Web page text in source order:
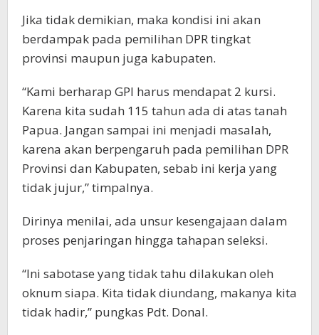
Jika tidak demikian, maka kondisi ini akan
berdampak pada pemilihan DPR tingkat
provinsi maupun juga kabupaten.
“Kami berharap GPI harus mendapat 2 kursi.
Karena kita sudah 115 tahun ada di atas tanah
Papua. Jangan sampai ini menjadi masalah,
karena akan berpengaruh pada pemilihan DPR
Provinsi dan Kabupaten, sebab ini kerja yang
tidak jujur,” timpalnya.
Dirinya menilai, ada unsur kesengajaan dalam
proses penjaringan hingga tahapan seleksi.
“Ini sabotase yang tidak tahu dilakukan oleh
oknum siapa. Kita tidak diundang, makanya kita
tidak hadir,” pungkas Pdt. Donal.